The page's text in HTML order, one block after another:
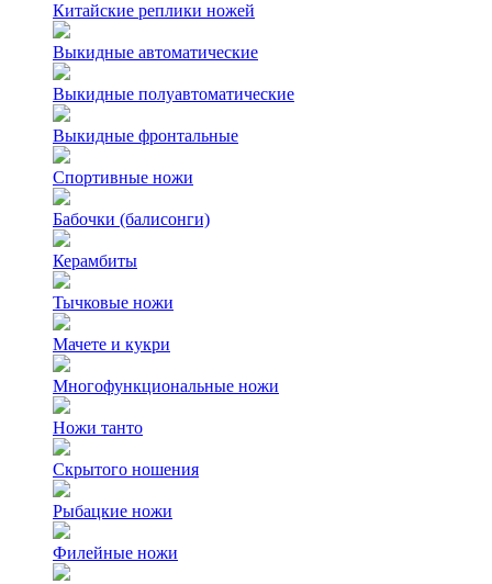
Китайские реплики ножей
Выкидные автоматические
Выкидные полуавтоматические
Выкидные фронтальные
Спортивные ножи
Бабочки (балисонги)
Керамбиты
Тычковые ножи
Мачете и кукри
Многофункциональные ножи
Ножи танто
Скрытого ношения
Рыбацкие ножи
Филейные ножи